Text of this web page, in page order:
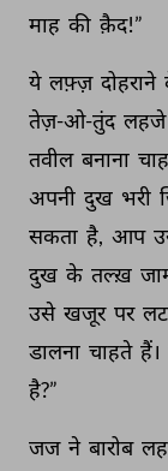
माह की क़ैद!”
ये लफ़्ज़ दोहराने
तेज़-ओ-तुंद लहजे
तवील बनाना
अपनी दुख भरी
सकता है, आप
दुख के तल्ख़
उसे खजूर पर
डालना चाहते हैं।
है?”
जज ने बारोब